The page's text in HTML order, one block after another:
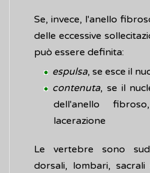
Se, invece, l'anello
delle eccessive
può essere definita:
espulsa, se esce il
contenuta, se il
dell'anello
lacerazione
Le vertebre sono
dorsali, lombari, sacrali